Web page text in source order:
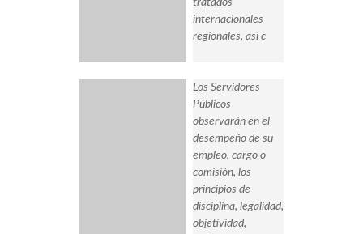
tratados
internacionales
regionales, así c
Los Servidores
Públicos
observarán en el
desempeño de su
empleo, cargo o
comisión, los
principios de
disciplina, legalidad,
objetividad,